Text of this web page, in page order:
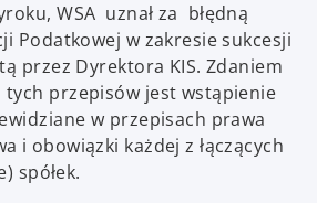
WSA uznał za błędną
Podatkowej w zakresie sukcesji
przez Dyrektora KIS. Zdaniem
tych przepisów jest wstąpienie
w przepisach prawa
i obowiązki każdej z łączących
spółek.